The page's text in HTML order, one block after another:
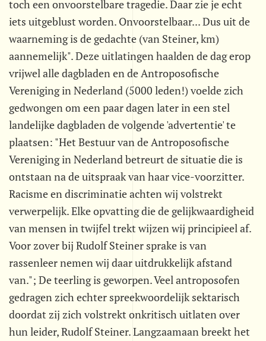
toch een onvoorstelbare tragedie. Daar zie je echt
iets uitgeblust worden. Onvoorstelbaar... Dus uit de
waarneming is de gedachte (van Steiner, km)
aannemelijk". Deze uitlatingen haalden de dag erop
vrijwel alle dagbladen en de Antroposofische
Vereniging in Nederland (5000 leden!) voelde zich
gedwongen om een paar dagen later in een stel
landelijke dagbladen de volgende 'advertentie' te
plaatsen: "Het Bestuur van de Antroposofische
Vereniging in Nederland betreurt de situatie die is
ontstaan na de uitspraak van haar vice-voorzitter.
Racisme en discriminatie achten wij volstrekt
verwerpelijk. Elke opvatting die de gelijkwaardigheid
van mensen in twijfel trekt wijzen wij principieel af.
Voor zover bij Rudolf Steiner sprake is van
rassenleer nemen wij daar uitdrukkelijk afstand
van."; De teerling is geworpen. Veel antroposofen
gedragen zich echter spreekwoordelijk sektarisch
doordat zij zich volstrekt onkritisch uitlaten over
hun leider, Rudolf Steiner. Langzaamaan breekt het